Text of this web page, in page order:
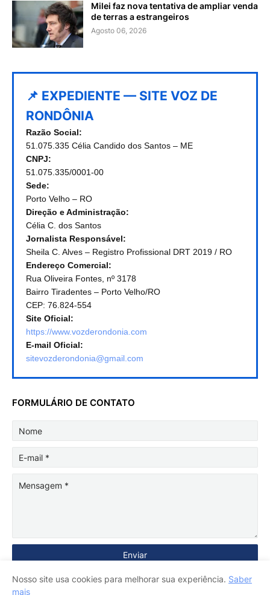
Milei faz nova tentativa de ampliar venda
de terras a estrangeiros
Agosto 06, 2026
📌 EXPEDIENTE — SITE VOZ DE
RONDÔNIA
Razão Social:
51.075.335 Célia Candido dos Santos – ME
CNPJ:
51.075.335/0001-00
Sede:
Porto Velho – RO
Direção e Administração:
Célia C. dos Santos
Jornalista Responsável:
Sheila C. Alves – Registro Profissional DRT 2019 / RO
Endereço Comercial:
Rua Oliveira Fontes, nº 3178
Bairro Tiradentes – Porto Velho/RO
CEP: 76.824-554
Site Oficial:
https://www.vozderondonia.com
E-mail Oficial:
sitevozderondonia@gmail.com
FORMULÁRIO DE CONTATO
Nosso site usa cookies para melhorar sua experiência. Saber
mais